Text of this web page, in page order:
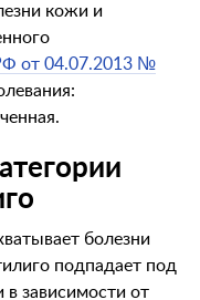
кожи и
от 04.07.2013 №
болезни
подпадает под
в зависимости от